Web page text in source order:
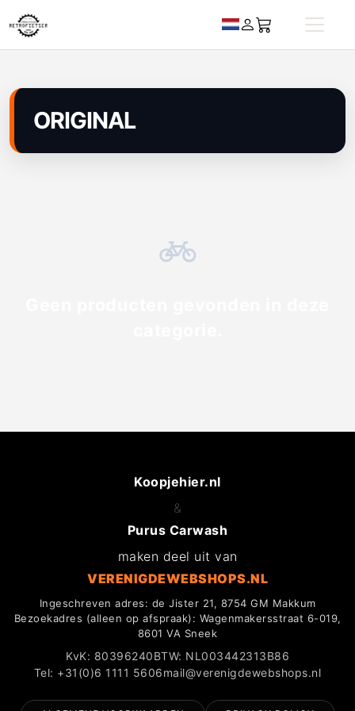
ORIGINAL
Koopjehier.nl
&
Purus Carwash
maken deel uit van
VERENIGDEWEBSHOPS.NL
Ingeschreven adres: de Jister 21, 8754 GM Makkum
Bezoekadres (alleen op afspraak): Wagenmakersstraat 6-019,
8601 VA Sneek
KvK: 80396240BTW: NL003442313B86
Tel: +31(0)6 1111 5606mail@verenigdewebshops.nl